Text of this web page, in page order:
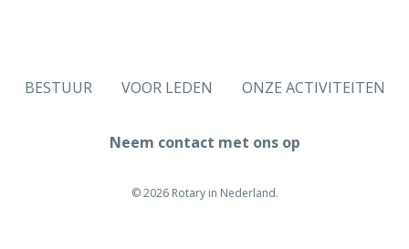
BESTUUR VOOR LEDEN ONZE ACTIVITEITEN
Neem contact met ons op
© 2026 Rotary in Nederland.